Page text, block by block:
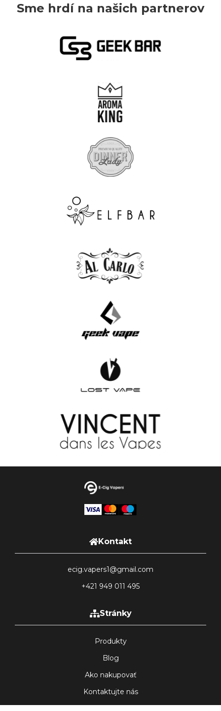
Sme hrdí na našich partnerov
Kontakt
ecig.vapers1@gmail.com
+421 949 011 495
Stránky
Produkty
Blog
Ako nakupovať
Kontaktujte nás